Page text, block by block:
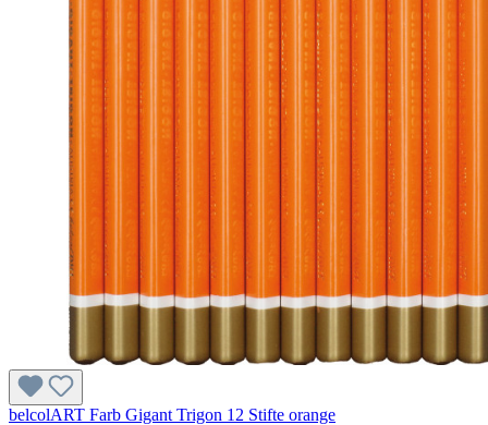
belcolART Farb Gigant Trigon 12 Stifte orange